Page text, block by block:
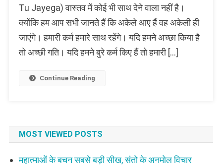
तू
जाएगा
Tu Jayega) वास्तव में कोई भी साथ देने वाला नहीं है।
क्योंकि हम आप सभी जानते हैं कि अकेले आए हैं वह अकेली ही
जाएंगे। हमारी कर्म हमारे साथ रहेंगे। यदि हमने अच्छा किया है
तो अच्छी गति। यदि हमने बुरे कर्म किए हैं तो हमारी […]
Continue Reading
MOST VIEWED POSTS
महात्माओं के बचन सबसे बड़ी सीख, संतो के अनमोल विचार